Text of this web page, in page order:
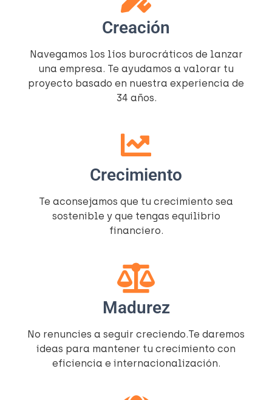
Creación
Navegamos los líos burocráticos de lanzar
una empresa. Te ayudamos a valorar tu
proyecto basado en nuestra experiencia de
34 años.
Crecimiento
Te aconsejamos que tu crecimiento sea
sostenible y que tengas equilibrio
financiero.
Madurez
No renuncies a seguir creciendo.Te daremos
ideas para mantener tu crecimiento con
eficiencia e internacionalización.